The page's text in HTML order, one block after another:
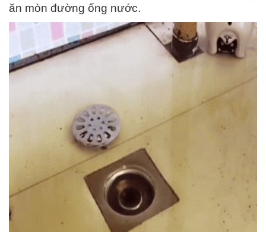
ăn mòn đường ống nước.